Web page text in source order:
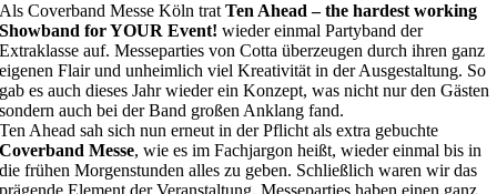
Als Coverband Messe Köln tratTen Ahead – the hardest working
Showband for YOUR Event! wieder einmal Partyband der
Extraklasse auf. Messeparties von Cotta überzeugen durch ihren ganz
eigenen Flair und unheimlich viel Kreativität in der Ausgestaltung. So
gab es auch dieses Jahr wieder ein Konzept, was nicht nur den Gästen
sondern auch bei der Band großen Anklang fand.
Ten Ahead sah sich nun erneut in der Pflicht als extra gebuchte
Coverband Messe, wie es im Fachjargon heißt, wieder einmal bis in
die frühen Morgenstunden alles zu geben. Schließlich waren wir das